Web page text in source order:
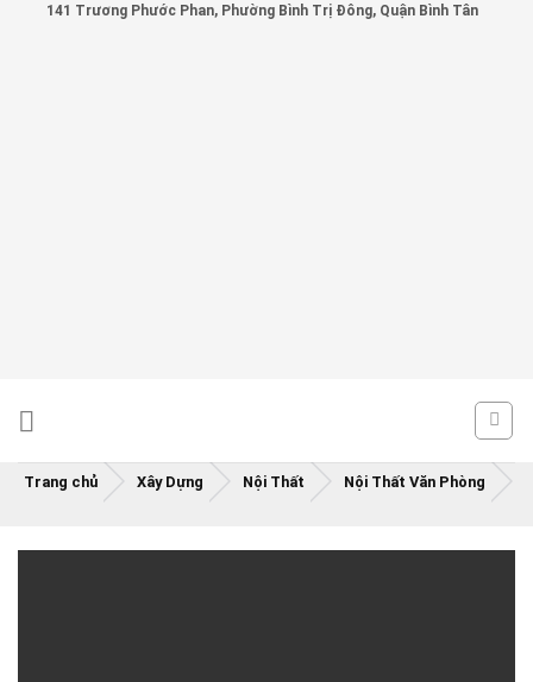
141 Trương Phước Phan, Phường Bình Trị Đông, Quận Bình Tân
Trang chủ Xây Dựng Nội Thất Nội Thất Văn Phòng